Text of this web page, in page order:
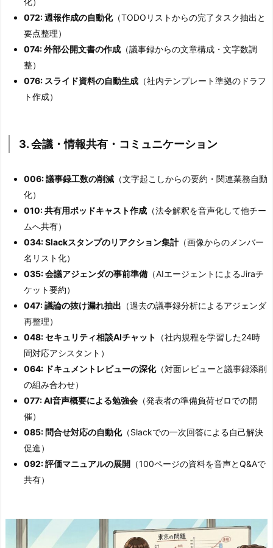
072: 週報作成の自動化（TODOリストからの完了タスク抽出と
要点整理）
074: 外部公開文書の作成 （議事録からの文章構成・文字数調
整）
076: スライド資料の自動生成 （社内テンプレート準拠のドラフ
ト作成）
3. 会議・情報共有・コミュニケーション
006: 議事録工数の削減 （文字起こしからの要約・関連業務自動
化）
010: 共有用ポッドキャスト作成 （法令解釈を音声化して他チー
ムへ共有）
034: Slackスタンプのリアクション集計（画像からのメンバー
名リスト化）
035: 会議アジェンダの事前準備 （AIエージェントによるJiraチ
ケット要約）
047: 議論の抜け漏れ抽出 （過去の議事録分析によるアジェンダ
再整理）
048: セキュリティ相談AIチャット
（社内規程を学習した24時
間対応アシスタント）
064: ドキュメントレビューの深化（対面レビューと議事録添削
の組み合わせ）
077: AI音声概要による勉強会 （発表者の準備負荷ゼロでの開
催）
085: 問合せ対応の自動化（Slackでの一次回答による自己解決
促進）
092: 評価マニュアルの展開 （100ページの資料を音声とQ&Aで
共有）